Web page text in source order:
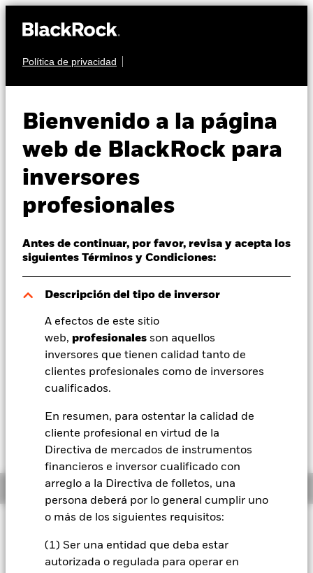
Política de privacidad
Bienvenido a la página
web de BlackRock para
inversores
profesionales
Antes de continuar, por favor, revisa y acepta los
siguientes Términos y Condiciones:
Descripción del tipo de inversor
A efectos de este sitio
web, profesionales son aquellos
inversores que tienen calidad tanto de
clientes profesionales como de inversores
cualificados.
En resumen, para ostentar la calidad de
cliente profesional en virtud de la
Directiva de mercados de instrumentos
financieros e inversor cualificado con
arreglo a la Directiva de folletos, una
persona deberá por lo general cumplir uno
o más de los siguientes requisitos:
(1) Ser una entidad que deba estar
autorizada o regulada para operar en
Perspectivas
Visión de mercado
Educación
Profesionales
España
Change location
BlackRock
iShares
Nuestra compañía
Global Corporate Bond
Index Fund (IE)
EUR 9,54
Variación del valor liquidativo a 06 ago 2026
EUR -0,02 (-0,25%)
Morningstar Rating
Información general
Filosofía de inversión
El Fondo tiene por objetivo obtener una rentabilidad de su
inversión (a través de una revalorización del valor de los